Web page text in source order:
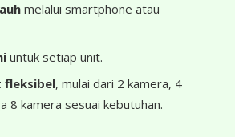
melalui smartphone atau
untuk setiap unit.
fleksibel, mulai dari 2 kamera, 4
8 kamera sesuai kebutuhan.